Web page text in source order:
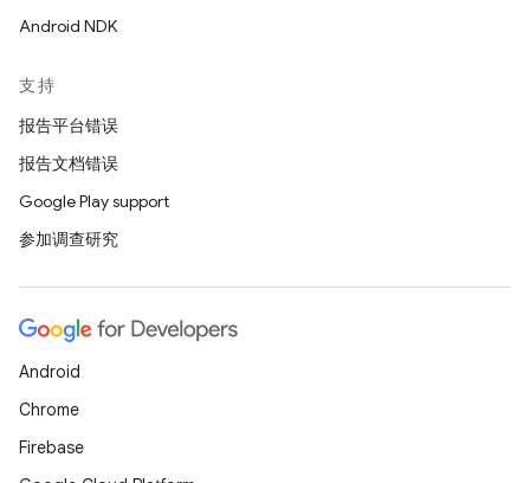
Android NDK
支持
报告平台错误
报告文档错误
Google Play support
参加调查研究
Android
Chrome
Firebase